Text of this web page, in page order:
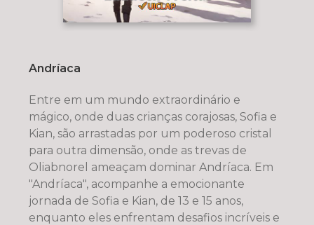
Andríaca
Entre em um mundo extraordinário e
mágico, onde duas crianças corajosas, Sofia e
Kian, são arrastadas por um poderoso cristal
para outra dimensão, onde as trevas de
Oliabnorel ameaçam dominar Andríaca. Em
"Andríaca", acompanhe a emocionante
jornada de Sofia e Kian, de 13 e 15 anos,
enquanto eles enfrentam desafios incríveis e